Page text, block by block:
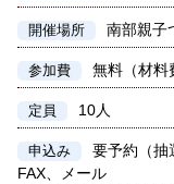
開催場所 南部親子
参加費 無料（材料
定員 10人
申込み
要予約（抽
FAX、メール